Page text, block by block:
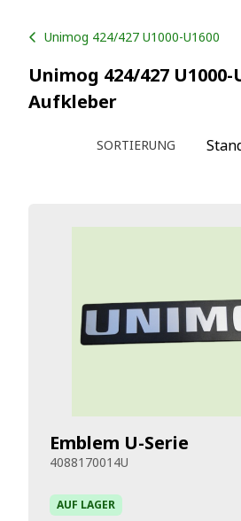
Unimog 424/427 U1000-U1600
Unimog 424/427 U1000-
Aufkleber
SORTIERUNG
Emblem U-Serie
4088170014U
AUF LAGER